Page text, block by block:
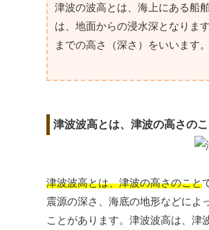
津波の波高とは、海上にある船
は、地面からの浸水深となりま
までの高さ（深さ）をいいます。
津波波高とは、津波の高さのこ
津波波高とは、津波の高さのこと
震源の深さ、海底の地形などによ
ことがあります。津波波高は、津